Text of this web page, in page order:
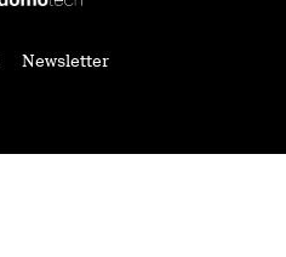
Newsletter